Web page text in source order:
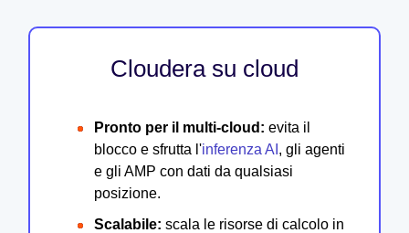
Cloudera su cloud
Pronto per il multi-cloud: evita il
blocco e sfrutta l'inferenza AI , gli agenti
e gli AMP con dati da qualsiasi
posizione.
Scalabile: scala le risorse di calcolo in